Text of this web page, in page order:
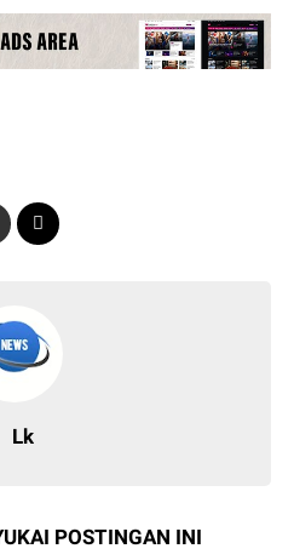
Lk
POSTINGAN INI